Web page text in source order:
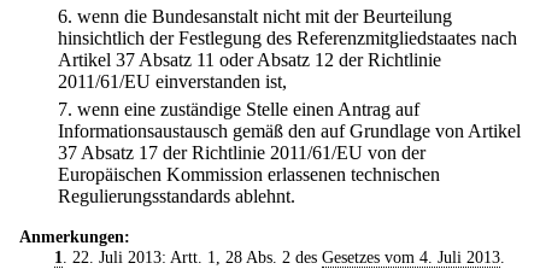
6. wenn die Bundesanstalt nicht mit der Beurteilung
hinsichtlich der Festlegung des Referenzmitgliedstaates nach
Artikel 37 Absatz 11 oder Absatz 12 der Richtlinie
2011/61/EU einverstanden ist,
7. wenn eine zuständige Stelle einen Antrag auf
Informationsaustausch gemäß den auf Grundlage von Artikel
37 Absatz 17 der Richtlinie 2011/61/EU von der
Europäischen Kommission erlassenen technischen
Regulierungsstandards ablehnt.
Anmerkungen:
1
. 22. Juli 2013: Artt. 1, 28 Abs. 2 des Gesetzes vom 4. Juli 2013.